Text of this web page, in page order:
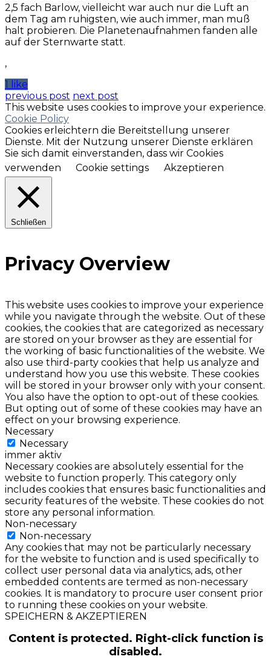
2,5 fach Barlow, vielleicht war auch nur die Luft an
dem Tag am ruhigsten, wie auch immer, man muß
halt probieren. Die Planetenaufnahmen fanden alle
auf der Sternwarte statt.
,
1 like
previous post next post
This website uses cookies to improve your experience.
Cookie Policy
Cookies erleichtern die Bereitstellung unserer
Dienste. Mit der Nutzung unserer Dienste erklären
Sie sich damit einverstanden, dass wir Cookies
verwenden
Cookie settings Akzeptieren
Schließen
Privacy Overview
This website uses cookies to improve your experience
while you navigate through the website. Out of these
cookies, the cookies that are categorized as necessary
are stored on your browser as they are essential for
the working of basic functionalities of the website. We
also use third-party cookies that help us analyze and
understand how you use this website. These cookies
will be stored in your browser only with your consent.
You also have the option to opt-out of these cookies.
But opting out of some of these cookies may have an
effect on your browsing experience.
Necessary
Necessary
immer aktiv
Necessary cookies are absolutely essential for the
website to function properly. This category only
includes cookies that ensures basic functionalities and
security features of the website. These cookies do not
store any personal information.
Non-necessary
Non-necessary
Any cookies that may not be particularly necessary
for the website to function and is used specifically to
collect user personal data via analytics, ads, other
embedded contents are termed as non-necessary
cookies. It is mandatory to procure user consent prior
to running these cookies on your website.
SPEICHERN & AKZEPTIEREN
Content is protected. Right-click function is
disabled.